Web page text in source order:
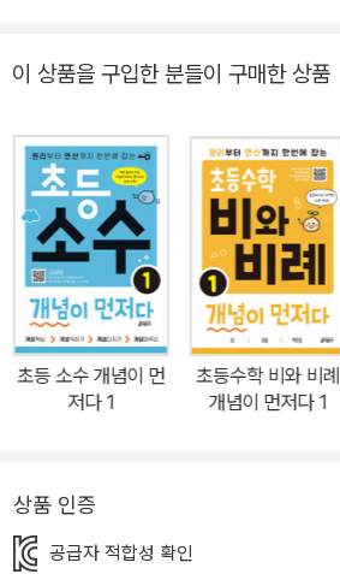
이 상품을 구입한 분들이 구매한 상품
초등 소수 개념이 먼
저다 1
초등수학 비와 비례
개념이 먼저다 1
상품 인증
공급자 적합성 확인